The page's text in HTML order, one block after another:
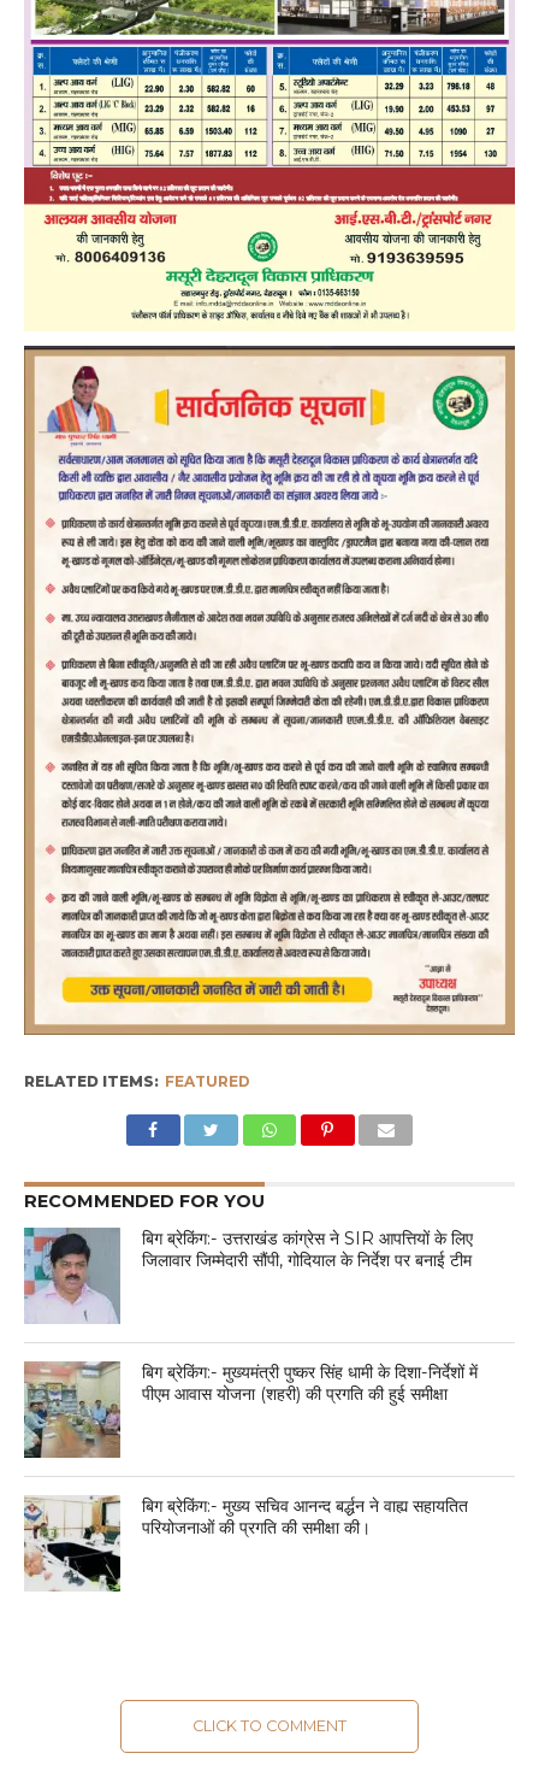
RELATED ITEMS: FEATURED
RECOMMENDED FOR YOU
बिग ब्रेकिंग:- उत्तराखंड कांग्रेस ने SIR आपत्तियों के लिए
जिलावार जिम्मेदारी सौंपी, गोदियाल के निर्देश पर बनाई टीम
बिग ब्रेकिंग:- मुख्यमंत्री पुष्कर सिंह धामी के दिशा-निर्देशों में
पीएम आवास योजना (शहरी) की प्रगति की हुई समीक्षा
बिग ब्रेकिंग:- मुख्य सचिव आनन्द बर्द्धन ने वाह्य सहायतित
परियोजनाओं की प्रगति की समीक्षा की।
CLICK TO COMMENT